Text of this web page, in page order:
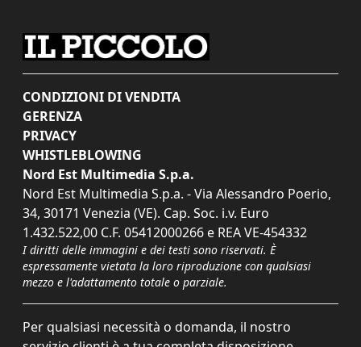
CONDIZIONI DI VENDITA
GERENZA
PRIVACY
WHISTLEBLOWING
Nord Est Multimedia S.p.a.
Nord Est Multimedia S.p.a. - Via Alessandro Poerio,
34, 30171 Venezia (VE). Cap. Soc. i.v. Euro
1.432.522,00 C.F. 05412000266 e REA VE-454332
I diritti delle immagini e dei testi sono riservati. È
espressamente vietata la loro riproduzione con qualsiasi
mezzo e l'adattamento totale o parziale.
Per qualsiasi necessità o domanda, il nostro